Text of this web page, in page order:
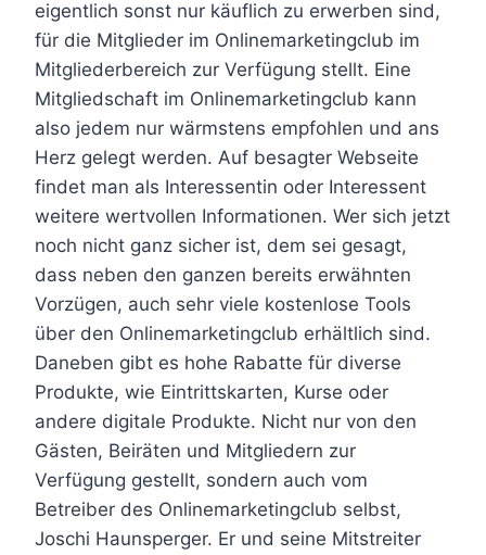
eigentlich sonst nur käuflich zu erwerben sind,
für die Mitglieder im Onlinemarketingclub im
Mitgliederbereich zur Verfügung stellt. Eine
Mitgliedschaft im Onlinemarketingclub kann
also jedem nur wärmstens empfohlen und ans
Herz gelegt werden. Auf besagter Webseite
findet man als Interessentin oder Interessent
weitere wertvollen Informationen. Wer sich jetzt
noch nicht ganz sicher ist, dem sei gesagt,
dass neben den ganzen bereits erwähnten
Vorzügen, auch sehr viele kostenlose Tools
über den Onlinemarketingclub erhältlich sind.
Daneben gibt es hohe Rabatte für diverse
Produkte, wie Eintrittskarten, Kurse oder
andere digitale Produkte. Nicht nur von den
Gästen, Beiräten und Mitgliedern zur
Verfügung gestellt, sondern auch vom
Betreiber des Onlinemarketingclub selbst,
Joschi Haunsperger. Er und seine Mitstreiter